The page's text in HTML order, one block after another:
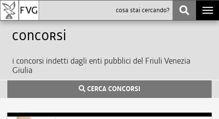
Concorsi
i concorsi indetti dagli enti pubblici del Friuli Venezia
Giulia
CERCA CONCORSI